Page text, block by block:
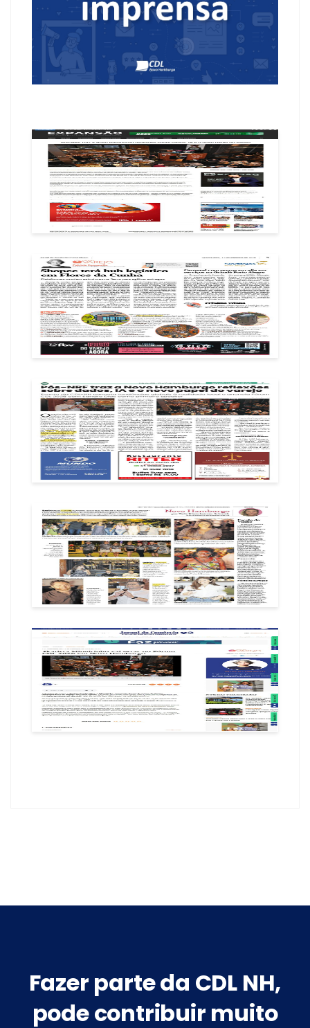
Fazer parte da CDL NH,
pode contribuir muito